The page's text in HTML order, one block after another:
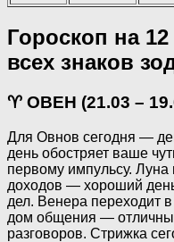
Гороскоп на
всех знаков
♈ ОВЕН (21.03 –
Для Овнов сегодня —
день обостряет ваше
первому импульсу. Луна
доходов — хороший
дел. Венера переходит
дом общения —
разговоров. Стрижка